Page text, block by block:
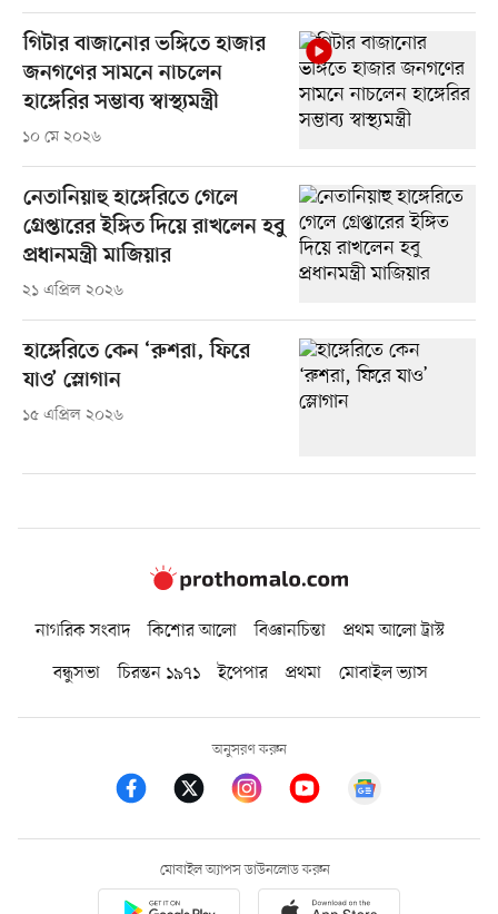
গিটার বাজানোর ভঙ্গিতে হাজার
জনগণের সামনে নাচলেন
হাঙ্গেরির সম্ভাব্য স্বাস্থ্যমন্ত্রী
১০ মে ২০২৬
নেতানিয়াহু হাঙ্গেরিতে গেলে
গ্রেপ্তারের ইঙ্গিত দিয়ে রাখলেন হবু
প্রধানমন্ত্রী মাজিয়ার
২১ এপ্রিল ২০২৬
হাঙ্গেরিতে কেন ‘রুশরা, ফিরে
যাও’ স্লোগান
১৫ এপ্রিল ২০২৬
নাগরিক সংবাদ কিশোর আলো বিজ্ঞানচিন্তা
প্রথম আলো ট্রাস্ট
বন্ধুসভা
চিরন্তন ১৯৭১ ইপেপার প্রথমা মোবাইল ভ্যাস
অনুসরণ করুন
মোবাইল অ্যাপস ডাউনলোড করুন